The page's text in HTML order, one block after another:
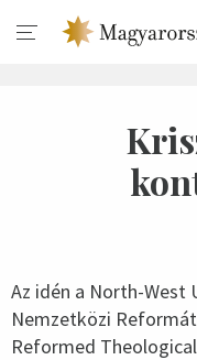
Az idén a North-
Nemzetközi
Reformed